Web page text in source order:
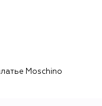
смайлики, украшавшие
Moschino